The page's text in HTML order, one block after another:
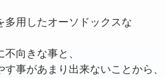
多用したオーソドックスな
向きな事と、
事があまり出来ないことから、